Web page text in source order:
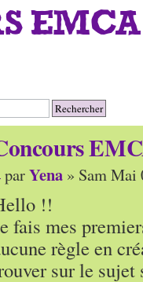
parYena » Sam Mai
!!
fais mes
règle en
sur le sujet